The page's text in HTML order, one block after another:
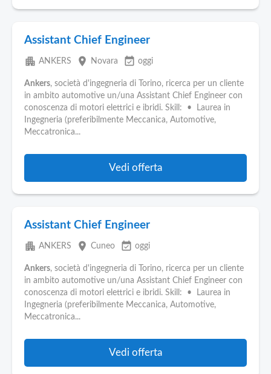
Assistant Chief Engineer
apartment ANKERS place Novara event_available oggi
Ankers, società d'ingegneria di Torino, ricerca per un cliente
in ambito automotive un/una Assistant Chief Engineer con
conoscenza di motori elettrici e ibridi. Skill: • Laurea in
Ingegneria (preferibilmente Meccanica, Automotive,
Meccatronica...
Vedi offerta
Assistant Chief Engineer
apartment ANKERS place Cuneo event_available oggi
Ankers, società d'ingegneria di Torino, ricerca per un cliente
in ambito automotive un/una Assistant Chief Engineer con
conoscenza di motori elettrici e ibridi. Skill: • Laurea in
Ingegneria (preferibilmente Meccanica, Automotive,
Meccatronica...
Vedi offerta